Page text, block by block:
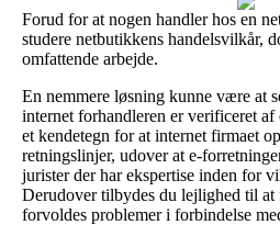
Forud for at nogen handler hos en
studere netbutikkens handelsvilkår,
omfattende arbejde.
En nemmere løsning kunne være at
internet forhandleren er verificeret
et kendetegn for at internet firmaet
retningslinjer, udover at e-
jurister der har ekspertise inden for
Derudover tilbydes du lejlighed til at
forvoldes problemer i forbindelse